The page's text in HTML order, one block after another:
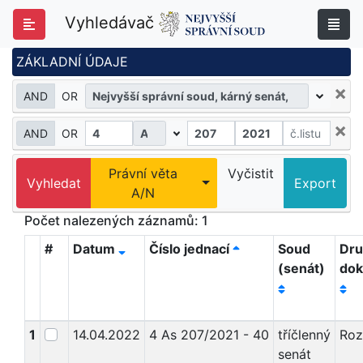
Vyhledávač
ZÁKLADNÍ ÚDAJE
AND OR ×
AND OR ×
Vyhledat
Právní věta
A/N
Volba zobrazení výsledku
Vyčistit
Export
Počet nalezených záznamů: 1
#
Datum Číslo jednací
Soud
(senát)
1 14.04.2022 4 As 207/2021 - 40 tříčlenný
senát